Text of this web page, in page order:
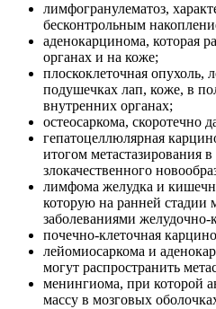
лимфогранулематоз,
бесконтрольным
аденокарцинома, которая
органах и на коже;
плоскоклеточная опухоль,
подушечках лап, коже, в
внутренних органах;
остеосаркома, скоротечно
гепатоцеллюлярная
итогом метастазирования
злокачественного
лимфома желудка и
которую на ранней стадии
заболеваниями желудочно-
почечно-клеточная
лейомиосаркома и
могут распространить
менингиома, при которой
массу в мозговых